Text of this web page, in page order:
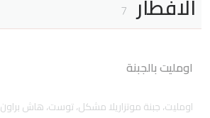
الافطار 7
اومليت بالجبنة
اومليت، جبنة موتزاريلا مشكل، توست، هاش براون